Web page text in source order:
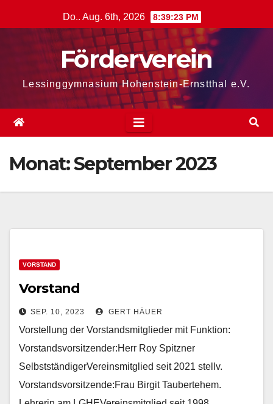
Inhalt
Do.. Aug. 6th, 2026 8:39:23 PM
Förderverein
Lessinggymnasium Hohenstein-Ernstthal e.V.
Monat:September 2023
VORSTAND
Vorstand
SEP. 10, 2023 GERT HÄUER
Vorstellung der Vorstandsmitglieder mit Funktion:
Vorstandsvorsitzender:Herr Roy Spitzner
SelbstständigerVereinsmitglied seit 2021 stellv.
Vorstandsvorsitzende:Frau Birgit Taubertehem.